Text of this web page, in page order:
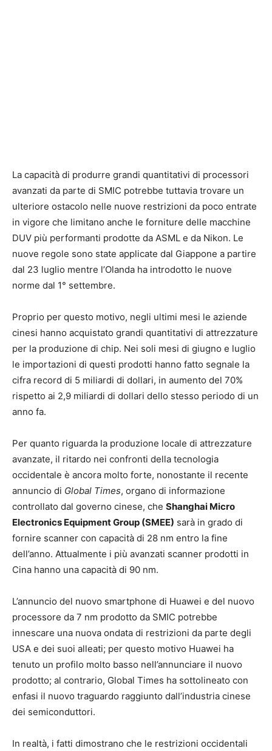
La capacità di produrre grandi quantitativi di processori
avanzati da parte di SMIC potrebbe tuttavia trovare un
ulteriore ostacolo nelle nuove restrizioni da poco entrate
in vigore che limitano anche le forniture delle macchine
DUV più performanti prodotte da ASML e da Nikon. Le
nuove regole sono state applicate dal Giappone a partire
dal 23 luglio mentre l’Olanda ha introdotto le nuove
norme dal 1° settembre.
Proprio per questo motivo, negli ultimi mesi le aziende
cinesi hanno acquistato grandi quantitativi di attrezzature
per la produzione di chip. Nei soli mesi di giugno e luglio
le importazioni di questi prodotti hanno fatto segnale la
cifra record di 5 miliardi di dollari, in aumento del 70%
rispetto ai 2,9 miliardi di dollari dello stesso periodo di un
anno fa.
Per quanto riguarda la produzione locale di attrezzature
avanzate, il ritardo nei confronti della tecnologia
occidentale è ancora molto forte, nonostante il recente
annuncio di Global Times, organo di informazione
controllato dal governo cinese, che Shanghai Micro
Electronics Equipment Group (SMEE) sarà in grado di
fornire scanner con capacità di 28 nm entro la fine
dell’anno. Attualmente i più avanzati scanner prodotti in
Cina hanno una capacità di 90 nm.
L’annuncio del nuovo smartphone di Huawei e del nuovo
processore da 7 nm prodotto da SMIC potrebbe
innescare una nuova ondata di restrizioni da parte degli
USA e dei suoi alleati; per questo motivo Huawei ha
tenuto un profilo molto basso nell’annunciare il nuovo
prodotto; al contrario, Global Times ha sottolineato con
enfasi il nuovo traguardo raggiunto dall’industria cinese
dei semiconduttori.
In realtà, i fatti dimostrano che le restrizioni occidentali